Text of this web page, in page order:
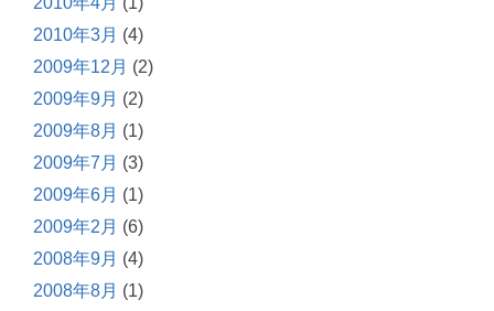
2010年3月 (4)
2009年12月 (2)
2009年9月 (2)
2009年8月 (1)
2009年7月 (3)
2009年6月 (1)
2009年2月 (6)
2008年9月 (4)
2008年8月 (1)